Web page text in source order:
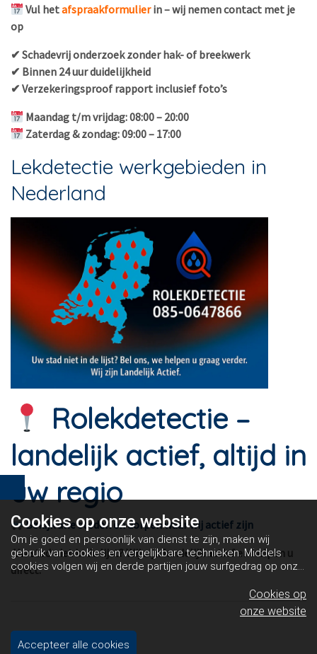
Vul hetafspraakformulierin – wij nemen contact met je
op
✔ Schadevrij onderzoek zonder hak- of breekwerk
✔ Binnen 24 uur duidelijkheid
✔ Verzekeringsproof rapport inclusief foto’s
Maandag t/m vrijdag: 08:00 – 20:00
Zaterdag & zondag: 09:00 – 17:00
Lekdetectie werkgebieden in
Nederland
Rolekdetectie –
landelijk actief, altijd in
uw regio
Bekijk alle steden en dorpen waar wij actief zijn
Uw stad niet in de lijst? Wij zijn landelijk actief en helpen u
direct.
Cookies oponze website
Om je goed en persoonlijk van dienst te zijn, maken wij
gebruik van cookies en vergelijkbare technieken. Middels
cookies volgen wij en derde partijen jouw surfgedrag op onze
en dit maakt het voor jou mogelijk om informatie te delen via
Cookies op
onze website
Accepteer alle cookies